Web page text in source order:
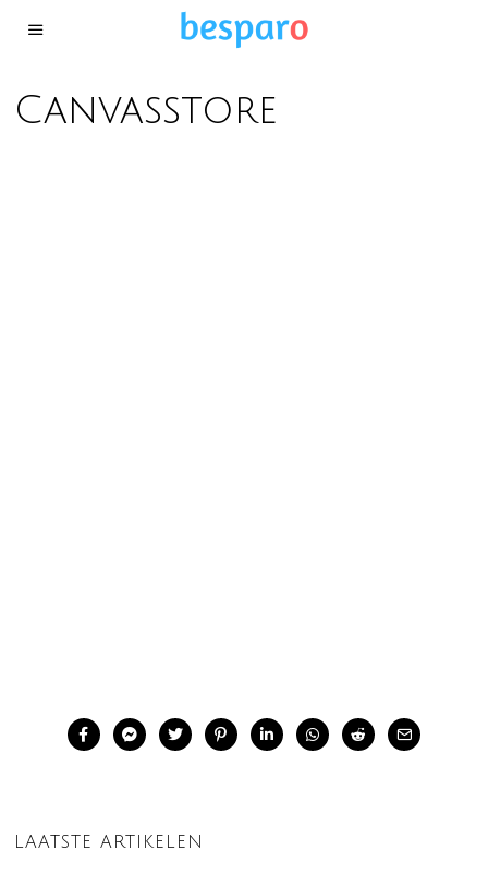
Canvasstore
LAATSTE ARTIKELEN